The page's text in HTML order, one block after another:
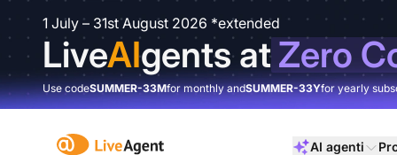
1 July – 31st August 2026 *extended
LiveAIgents atZero
Use codeSUMMER-33Mfor monthly andSUMMER-33Yfor yearly
:site.title AI agenti